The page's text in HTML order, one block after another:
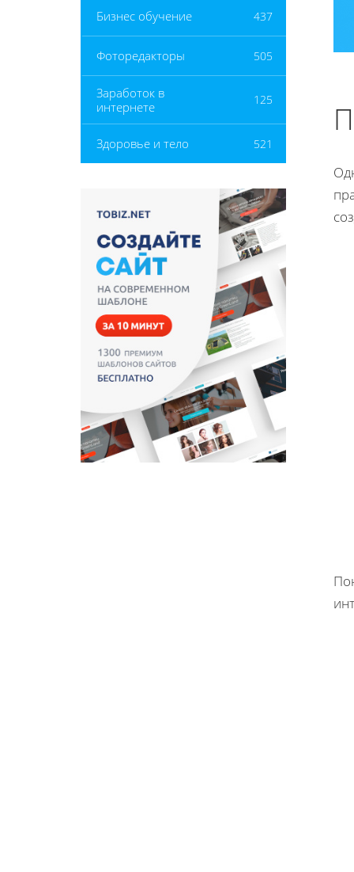
Бизнес обучение 437
Фоторедакторы 505
Заработок в
интернете
125
Здоровье и тело 521